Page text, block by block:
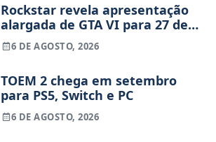
Rockstar revela apresentação
alargada de GTA VI para 27 de
agosto
6 DE AGOSTO, 2026
TOEM 2 chega em setembro
para PS5, Switch e PC
6 DE AGOSTO, 2026